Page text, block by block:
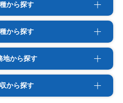
から探す
から探す
地から探す
から探す